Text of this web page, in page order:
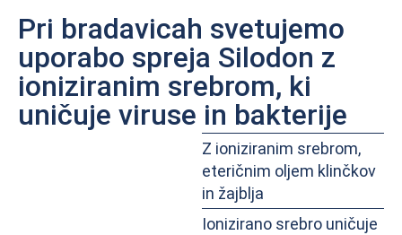
Pri bradavicah svetujemo
uporabo spreja Silodon z
ioniziranim srebrom, ki
uničuje viruse in bakterije
Z ioniziranim srebrom,
eteričnim oljem klinčkov
in žajblja
Ionizirano srebro uničuje